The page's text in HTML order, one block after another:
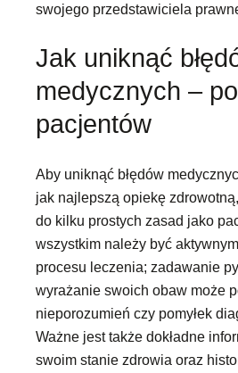
swojego przedstawiciela
Jak uniknąć
medycznych –
pacjentów
Aby uniknąć błędów
jak najlepszą opiekę
do kilku prostych zasad jako
wszystkim należy być
procesu leczenia; zadawanie
wyrażanie swoich obaw może
nieporozumień czy pomyłek
Ważne jest także dokładne
swoim stanie zdrowia oraz